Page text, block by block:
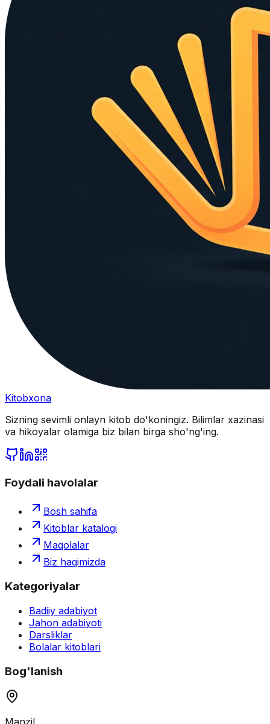
Kitobxona
Sizning sevimli onlayn kitob do'koningiz. Bilimlar xazinasi
va hikoyalar olamiga biz bilan birga sho'ng'ing.
Foydali havolalar
Bosh sahifa
Kitoblar katalogi
Maqolalar
Biz haqimizda
Kategoriyalar
Badiiy adabiyot
Jahon adabiyoti
Darsliklar
Bolalar kitoblari
Bog'lanish